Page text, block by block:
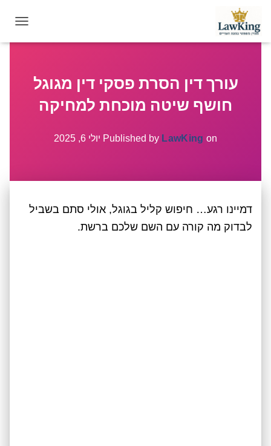
O
T
עורך דין הסרת פסקי דין מגוגל
חושף שיטה מוכחת למחיקה
Published by LawKing on יולי 6, 2025
דמיינו רגע… חיפוש קליל בגוגל, אולי סתם בשביל
לבדוק מה קורה עם השם שלכם ברשת.